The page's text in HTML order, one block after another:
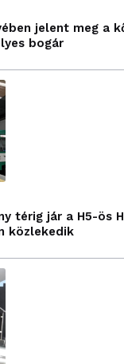
jelent meg a
bogár
térig jár a H5-ös
közlekedik